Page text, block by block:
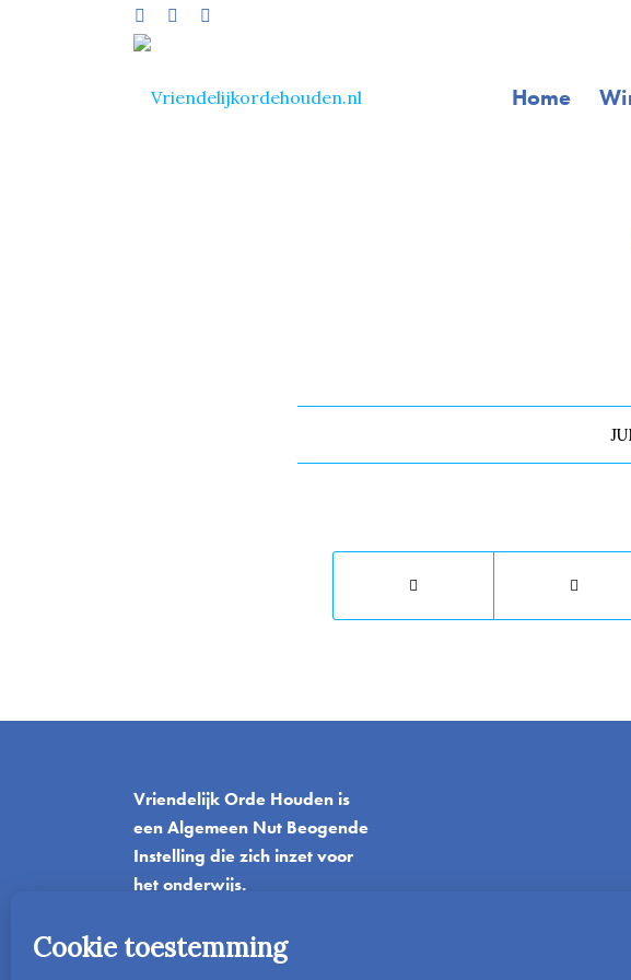
Home
Vriendelijk Orde Houden is
een Algemeen Nut Beogende
Instelling die zich inzet voor
het onderwijs.
Einfo@vriendelijkordehouden.nl